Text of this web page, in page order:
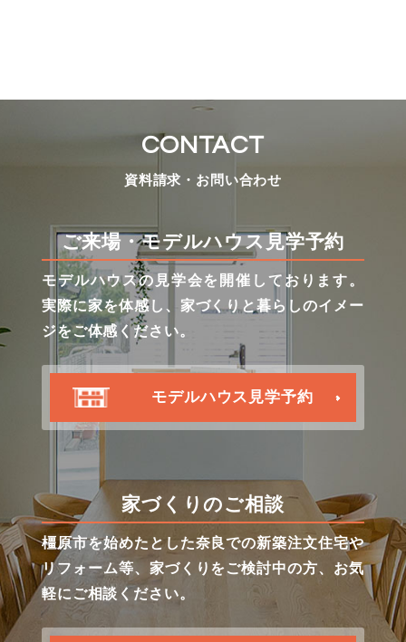
CONTACT
資料請求・お問い合わせ
ご来場・モデルハウス見学予約
モデルハウスの見学会を開催しております。
実際に家を体感し、家づくりと暮らしのイメー
ジをご体感ください。
モデルハウス見学予約
家づくりのご相談
橿原市を始めたとした奈良での新築注文住宅や
リフォーム等、家づくりをご検討中の方、お気
軽にご相談ください。